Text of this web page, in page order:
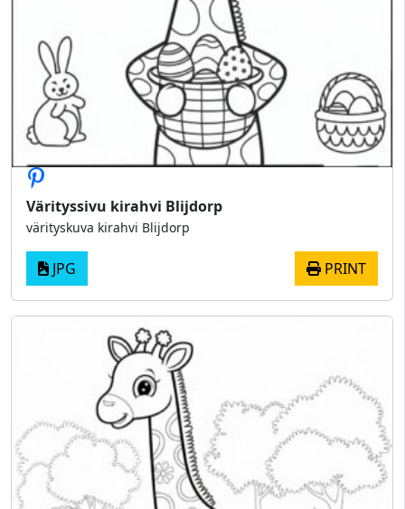
Värityssivu kirahvi Blijdorp
värityskuva kirahvi Blijdorp
JPG PRINT